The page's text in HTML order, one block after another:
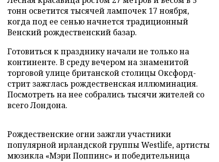
тонн осветится тысячей лампочек 17 ноября,
когда под ее сенью начнется традиционный
Венский рождественский базар.
Готовиться к празднику начали не только на
континенте. В среду вечером на знаменитой
торговой улице британской столицы Оксфорд-
стрит зажглась рождественская иллюминация.
Посмотреть на нее собрались тысячи жителей со
всего Лондона.
Рождественские огни зажгли участники
популярной ирландской группы Westlife, артисты
мюзикла «Мэри Поппинс» и победительница